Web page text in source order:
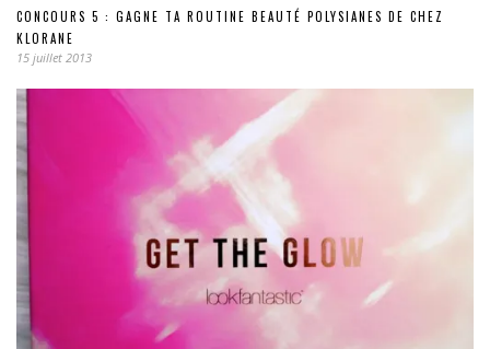
CONCOURS 5 : GAGNE TA ROUTINE BEAUTÉ POLYSIANES DE CHEZ
KLORANE
15 juillet 2013